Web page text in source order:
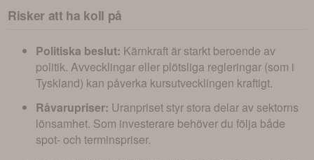
Risker att ha koll på
Politiska beslut: Kärnkraft är starkt beroende av
politik. Avvecklingar eller plötsliga regleringar (som i
Tyskland) kan påverka kursutvecklingen kraftigt.
Råvarupriser: Uranpriset styr stora delar av sektorns
lönsamhet. Som investerare behöver du följa både
spot- och terminspriser.